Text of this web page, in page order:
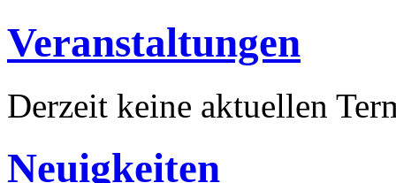
Veranstaltungen
Derzeit keine aktuellen
Neuigkeiten